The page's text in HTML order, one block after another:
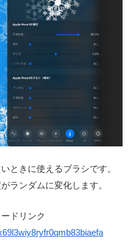
ときに使えるブラシです。
ランダムに変化します。
ドリンク